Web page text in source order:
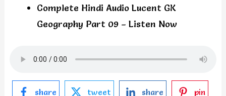
Complete Hindi Audio Lucent GK
Geography Part 09 – Listen Now
share tweet share pin